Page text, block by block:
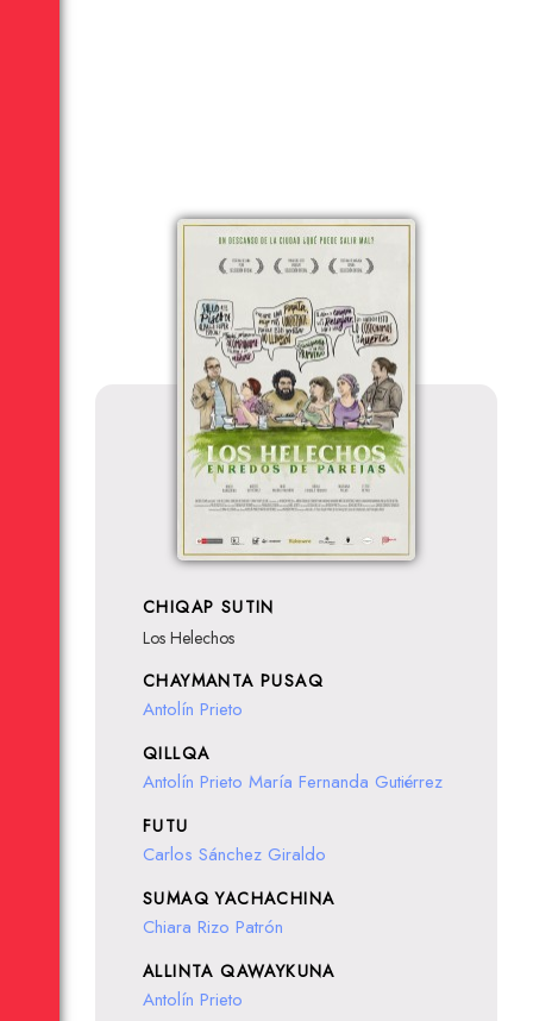
CHIQAP SUTIN
Los Helechos
CHAYMANTA PUSAQ
Antolín Prieto
QILLQA
Antolín Prieto María Fernanda Gutiérrez
FUTU
Carlos Sánchez Giraldo
SUMAQ YACHACHINA
Chiara Rizo Patrón
ALLINTA QAWAYKUNA
Antolín Prieto